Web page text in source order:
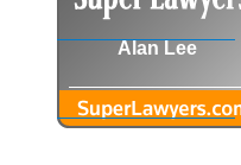
Alan Lee